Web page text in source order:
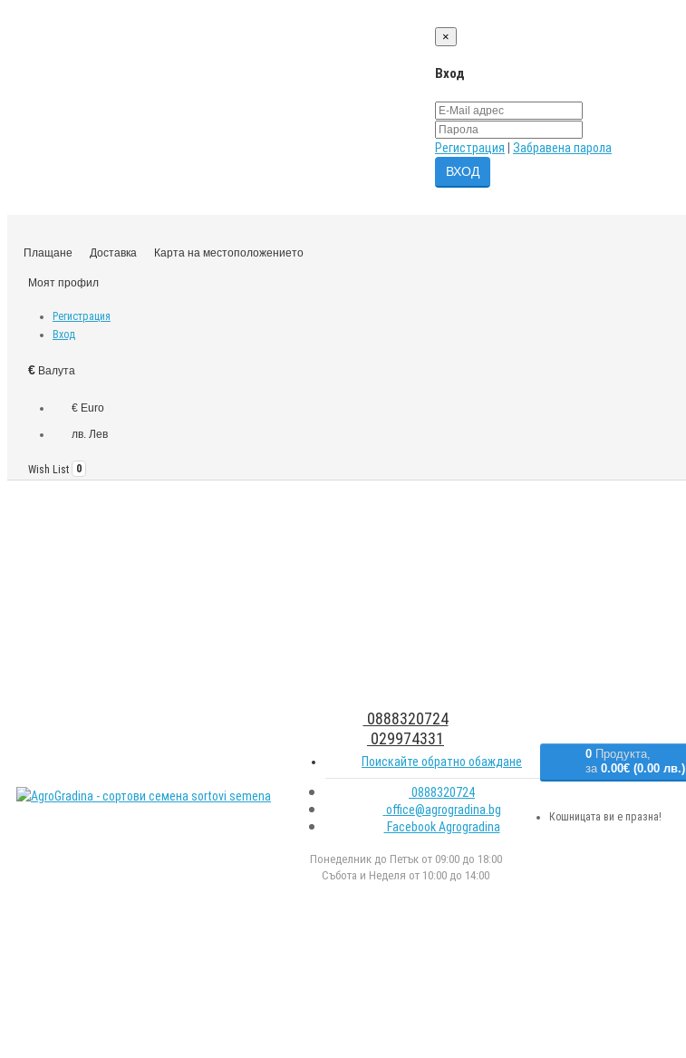
×
Вход
Регистрация Забравена парола
Плащане Доставка Карта на местоположението
Моят профил
Регистрация
Вход
€ Валута
€ Euro
лв. Лев
Wish List 0
0888320724
029974331
Поискайте обратно обаждане
0888320724
office@agrogradina.bg
Facebook Agrogradina
Понеделник до Петък от 09:00 до 18:00
Събота и Неделя от 10:00 до 14:00
0 Продукта,
за 0.00€ (0.00 лв.)
Кошницата ви е празна!